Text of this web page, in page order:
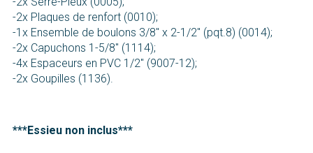
-2x Plaques de renfort (0010);
-1x Ensemble de boulons 3/8'' x 2-1/2'' (pqt.8) (0014);
-2x Capuchons 1-5/8'' (1114);
-4x Espaceurs en PVC 1/2'' (9007-12);
-2x Goupilles (1136).
***Essieu non inclus***